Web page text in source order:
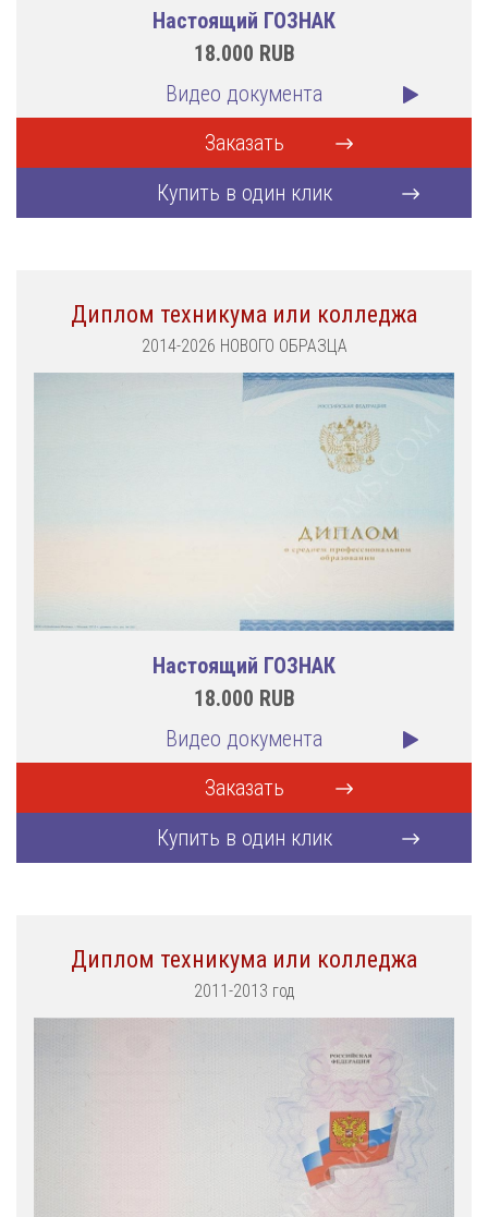
Настоящий ГОЗНАК
18.000 RUB
Видео документа
Заказать
Купить в один клик
Диплом техникума или колледжа
2014-2026 НОВОГО ОБРАЗЦА
Настоящий ГОЗНАК
18.000 RUB
Видео документа
Заказать
Купить в один клик
Диплом техникума или колледжа
2011-2013 год